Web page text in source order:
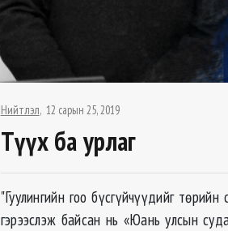
Нийтлэл 12 сарын 25, 2019
Түүх ба урлаг
"Гуулингийн гоо бүсгүйчүүдийг
гэрээслэж байсан нь «Юань улсын